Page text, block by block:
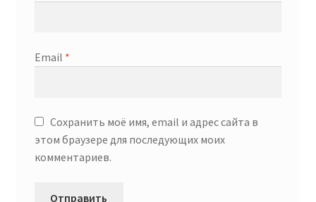
Email *
Сохранить моё имя, email и адрес сайта в
этом браузере для последующих моих
комментариев.